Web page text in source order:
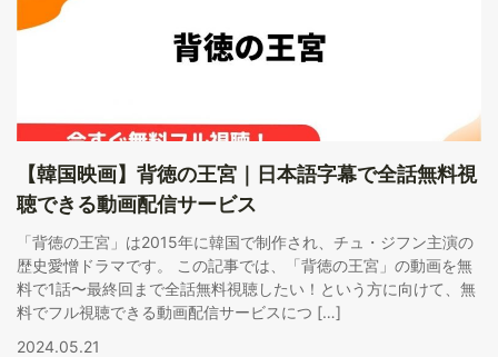
【韓国映画】背徳の王宮｜日本語字幕で全話無料視
聴できる動画配信サービス
「背徳の王宮」は2015年に韓国で制作され、チュ・ジフン主演の
歴史愛憎ドラマです。 この記事では、「背徳の王宮」の動画を無
料で1話〜最終回まで全話無料視聴したい！という方に向けて、無
料でフル視聴できる動画配信サービスにつ […]
2024.05.21